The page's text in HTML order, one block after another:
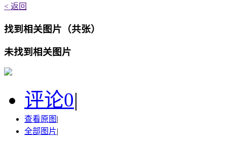
< 返回
找到 相关图片 （共张）
未找到相关图片
评论0|
查看原图 |
全部图片|